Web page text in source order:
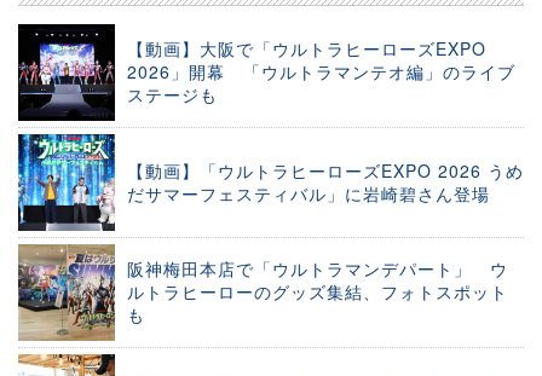
【動画】大阪で「ウルトラヒーローズEXPO
2026」開幕 「ウルトラマンテオ編」のライブ
ステージも
【動画】「ウルトラヒーローズEXPO 2026 うめ
だサマーフェスティバル」に岩崎碧さん登場
阪神梅田本店で「ウルトラマンデパート」 ウ
ルトラヒーローのグッズ集結、フォトスポット
も